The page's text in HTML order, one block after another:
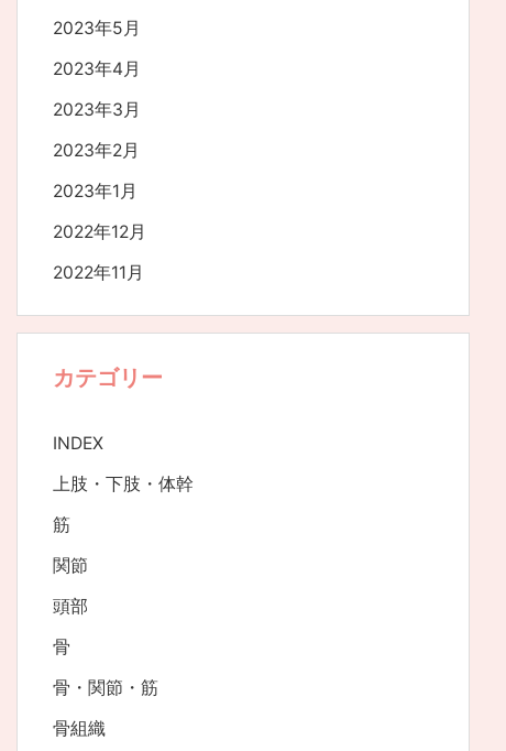
2023年5月
2023年4月
2023年3月
2023年2月
2023年1月
2022年12月
2022年11月
カテゴリー
INDEX
上肢・下肢・体幹
筋
関節
頭部
骨
骨・関節・筋
骨組織